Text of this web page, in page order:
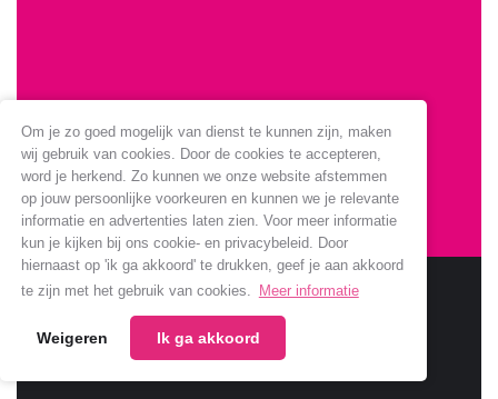
Om je zo goed mogelijk van dienst te kunnen zijn, maken
wij gebruik van cookies. Door de cookies te accepteren,
word je herkend. Zo kunnen we onze website afstemmen
op jouw persoonlijke voorkeuren en kunnen we je relevante
informatie en advertenties laten zien. Voor meer informatie
kun je kijken bij ons cookie- en privacybeleid. Door
hiernaast op 'ik ga akkoord' te drukken, geef je aan akkoord
te zijn met het gebruik van cookies.
Meer informatie
Weigeren Ik ga akkoord
Sponsoring Jumbo verlengt
Jumbo verlengt samenwerking met onze club.